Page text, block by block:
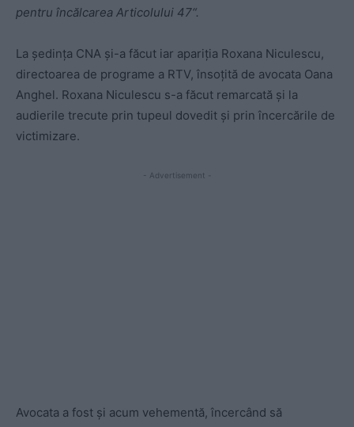
pentru încălcarea Articolului 47“.
La ședința CNA și-a făcut iar apariția Roxana Niculescu,
directoarea de programe a RTV, însoțită de avocata Oana
Anghel. Roxana Niculescu s-a făcut remarcată și la
audierile trecute prin tupeul dovedit și prin încercările de
victimizare.
- Advertisement -
Avocata a fost și acum vehementă, încercând să